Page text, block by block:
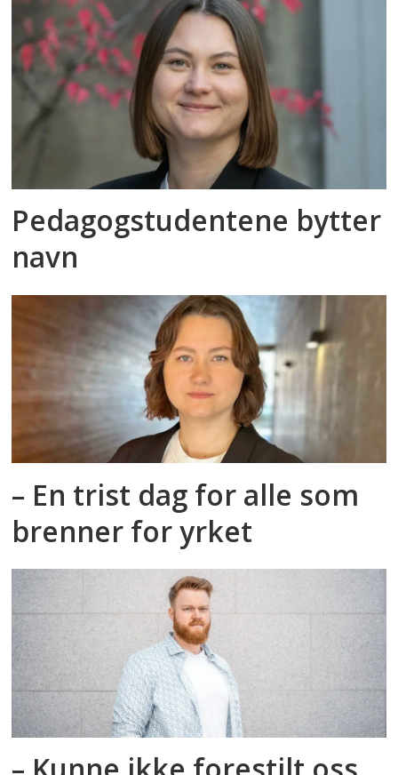
Pedagogstudentene bytter
navn
– En trist dag for alle som
brenner for yrket